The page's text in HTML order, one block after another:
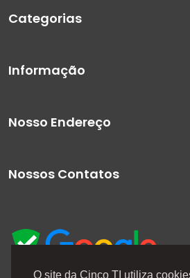
O site da Cinco TI utiliza
Categorias
Informação
Nosso Endereço
Nossos Contatos